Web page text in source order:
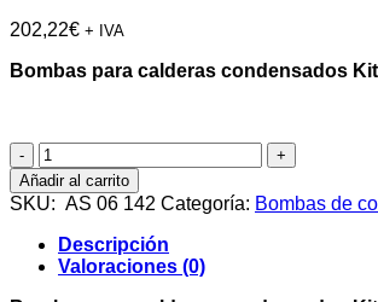
202,22€ + IVA
Bombas para calderas condensados
Bombas
para
calderas
condensados
Kitchen
cantidad
Añadir al carrito
SKU: AS 06 142 Categoría: Bombas de
Descripción
Valoraciones (0)